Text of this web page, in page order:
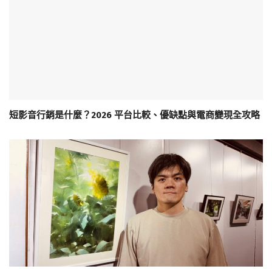
短影音行銷是什麼？2026 平台比較、優缺點與電商變現全攻略